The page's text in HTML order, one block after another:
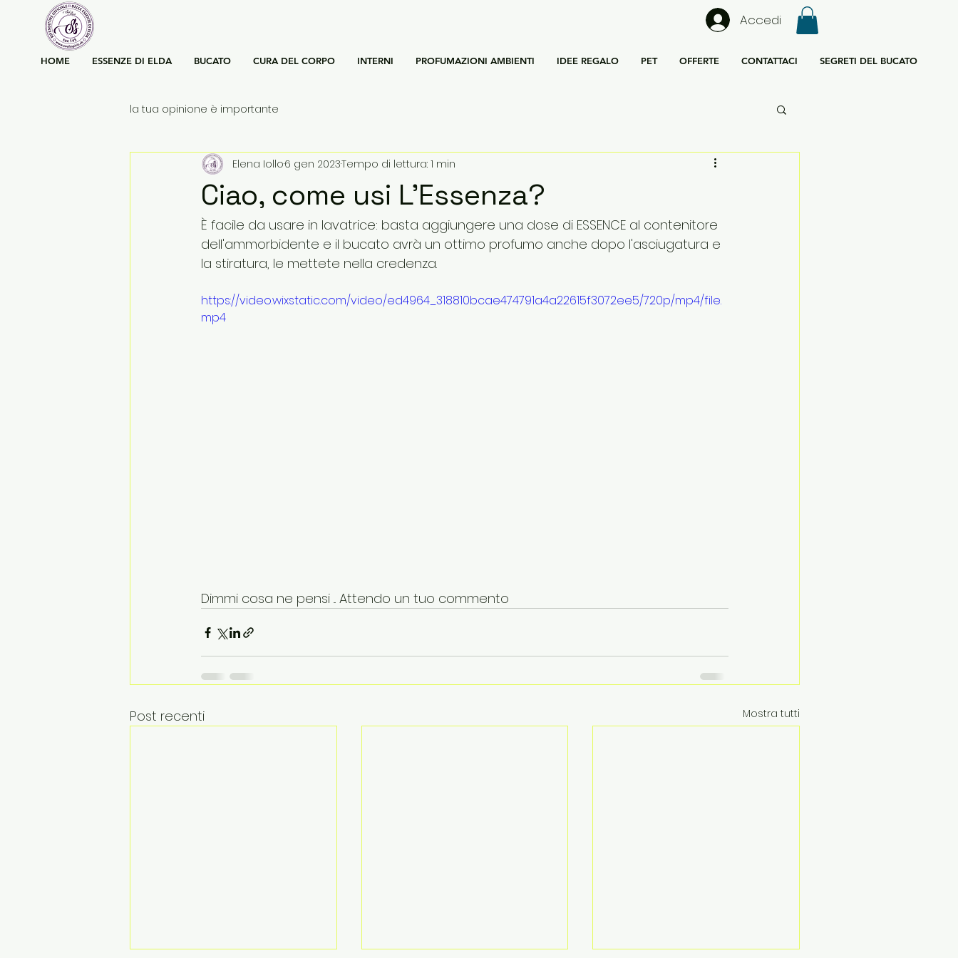
Accedi
HOME ESSENZE DI ELDA BUCATO CURA DEL CORPO INTERNI PROFUMAZIONI AMBIENTI IDEE REGALO PET OFFERTE CONTATTACI SEGRETI DEL BUCATO
la tua opinione è importante
Ciao, come usi L'Essenza?
Elena Iollo6 gen 2023Tempo di lettura: 1 min
È facile da usare in lavatrice: basta aggiungere una dose di ESSENCE al contenitore
dell'ammorbidente e il bucato avrà un ottimo profumo anche dopo l'asciugatura e
la stiratura, le mettete nella credenza.
https://video.wixstatic.com/video/ed4964_318810bcae474791a4a22615f3072ee5/720p/mp4/file.
mp4
Dimmi cosa ne pensi ... Attendo un tuo commento
Post recenti Mostra tutti